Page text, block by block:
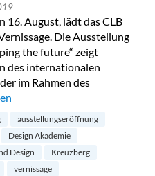
16. August, lädt das CLB
Die Ausstellung
the future“ zeigt
des internationalen
im Rahmen des
–
ausstellungseröffnung
Design Akademie
Design
Kreuzberg
vernissage